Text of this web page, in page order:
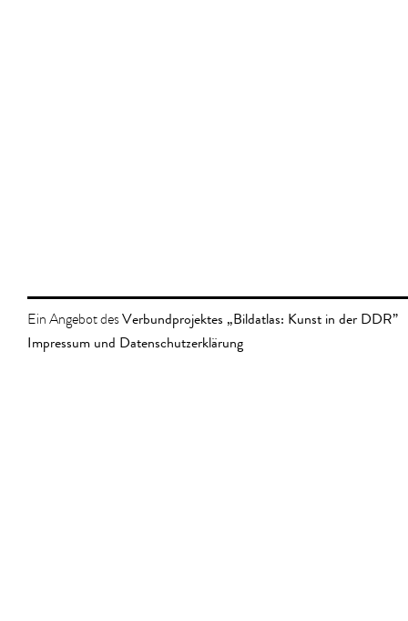
Ein Angebot desVerbundprojektes „Bildatlas: Kunst in der DDR”
Impressum und Datenschutzerklärung